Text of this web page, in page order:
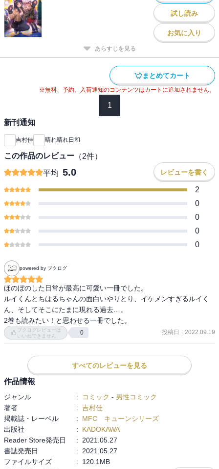
試し読み
お気に入り
あらすじを見る
まとめてカート
※無料、予約、入荷通知のコンテンツはカートに追加されません。
1
新刊通知
吉村佳 晴れ晴れ日和
この作品のレビュー （2件）
平均 5.0 レビューを書く
2
0
0
0
0
powered by ブクログ
ほのぼのした日常が最高に可愛い一冊でした。
ルイくんとちはるちゃんの面白いやりとり、イケメンすぎるルイく
ん、そしてそこにたまに現れる過去…。
2巻も読みたい！と思わせる一冊でした。
ブクログレビューは
いいねできません
0 投稿日 : 2022.09.19
すべてのレビューを見る
作品情報
ジャンル : コミック - 男性コミック
著者
: 吉村佳
掲載誌・レーベル
:
MFC キューンシリーズ
出版社
:
KADOKAWA
Reader Store発売日
:
2021.05.27
書誌発売日
:
2021.05.27
ファイルサイズ
: 120.1MB